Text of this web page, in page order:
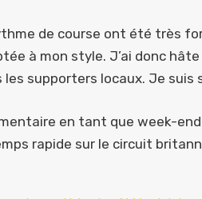
de course ont été très
à mon style. J’ai donc
supporters locaux. Je suis
en tant que week-
rapide sur le circuit